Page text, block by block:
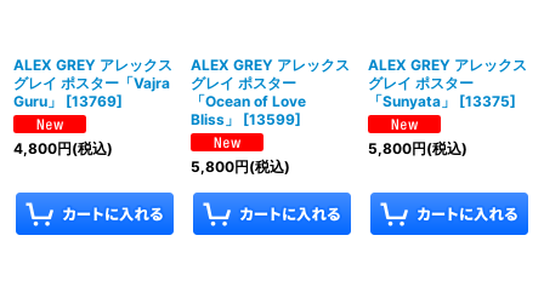
ALEX GREY アレックス
グレイ ポスター「Vajra
Guru」
[13769]
4,800円(税込)
ALEX GREY アレックス
グレイ ポスター
「Ocean of Love
Bliss」
[13599]
5,800円(税込)
ALEX GREY アレックス
グレイ ポスター
「Sunyata」
[13375]
5,800円(税込)